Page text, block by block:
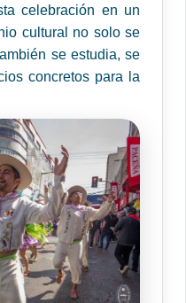
celebración en un
cultural no solo se
se estudia, se
concretos para la